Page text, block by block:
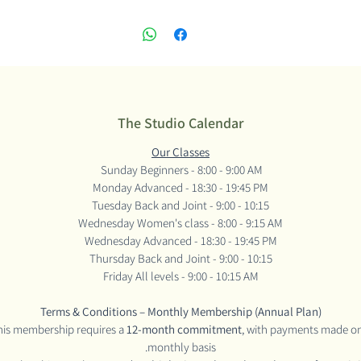
The Studio Calendar
Our Classes
Sunday Beginners - 8:00 - 9:00 AM
Monday Advanced - 18:30 - 19:45 PM
Tuesday Back and Joint - 9:00 - 10:15
Wednesday Women's class - 8:00 - 9:15 AM
Wednesday Advanced - 18:30 - 19:45 PM
Thursday Back and Joint - 9:00 - 10:15
Friday All levels - 9:00 - 10:15 AM
Terms & Conditions – Monthly Membership (Annual Plan)
membership requires a 12-month commitment, with payments made
monthly basis.